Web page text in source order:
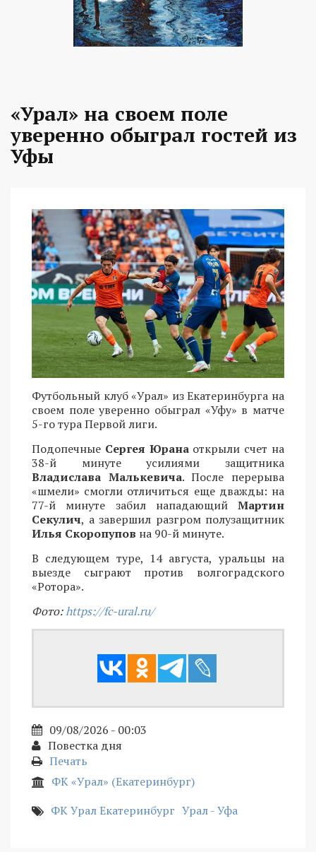
«Урал» на своем поле
уверенно обыграл гостей из
Уфы
Футбольный клуб «Урал» из Екатеринбурга на
своем поле уверенно обыграл «Уфу» в матче
5-го тура Первой лиги.
Подопечные Сергея Юрана открыли счет на
38-й минуте усилиями защитника
Владислава Малькевича. После перерыва
«шмели» смогли отличиться еще дважды: на
77-й минуте забил нападающий Мартин
Секулич, а завершил разгром полузащитник
Илья Скоропупов на 90-й минуте.
В следующем туре, 14 августа, уральцы на
выезде сыграют против волгоградского
«Ротора».
Фото:https://fc-ural.ru/
09/08/2026 - 00:03
Повестка дня
Печать
ФК «Урал» (Екатеринбург)
ФК Урал Екатеринбург Урал - Уфа